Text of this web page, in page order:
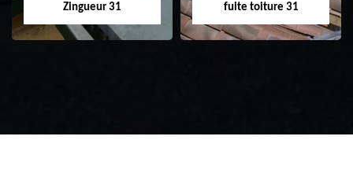
Zingueur 31
fuite toiture 31